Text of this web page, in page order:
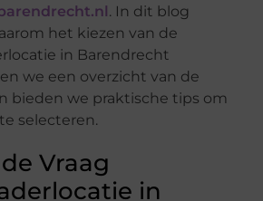
. In dit blog
het kiezen van de
in Barendrecht
we een overzicht van de
bieden we praktische tips om
selecteren.
Vraag
in